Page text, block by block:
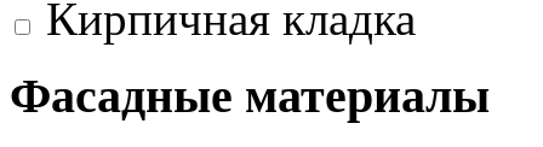
Кирпичная кладка
Фасадные материалы